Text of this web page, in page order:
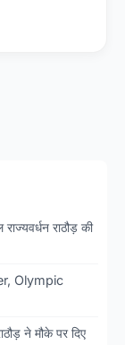
राठौड़ की
Olympic
ने मौके पर दिए